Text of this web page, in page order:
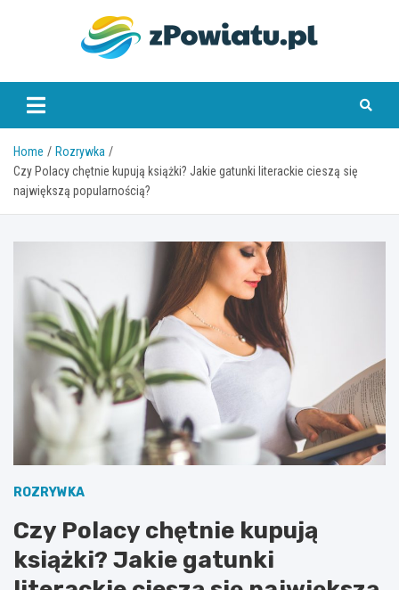
zpowiatu.pl
Home
Rozrywka
Czy Polacy chętnie kupują książki? Jakie gatunki literackie cieszą się
największą popularnością?
ROZRYWKA
Czy Polacy chętnie kupują
książki? Jakie gatunki